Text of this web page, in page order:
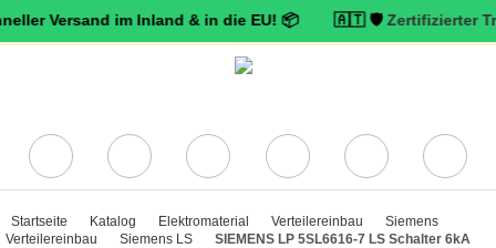
im Inland & in die EU! 📦 🇦🇹 🛡️ Zertifizierter Trusted
Startseite Katalog Elektromaterial Verteilereinbau
Siemens
Verteilereinbau
Siemens LS
SIEMENS LP 5SL6616-7 LS Schalter 6kA